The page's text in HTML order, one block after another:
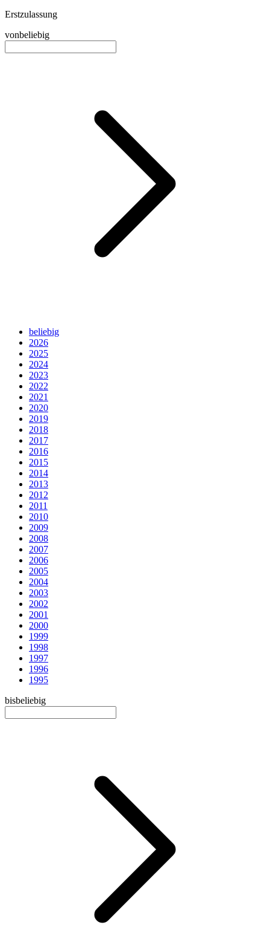
Erstzulassung
vonbeliebig
beliebig
2026
2025
2024
2023
2022
2021
2020
2019
2018
2017
2016
2015
2014
2013
2012
2011
2010
2009
2008
2007
2006
2005
2004
2003
2002
2001
2000
1999
1998
1997
1996
1995
bisbeliebig